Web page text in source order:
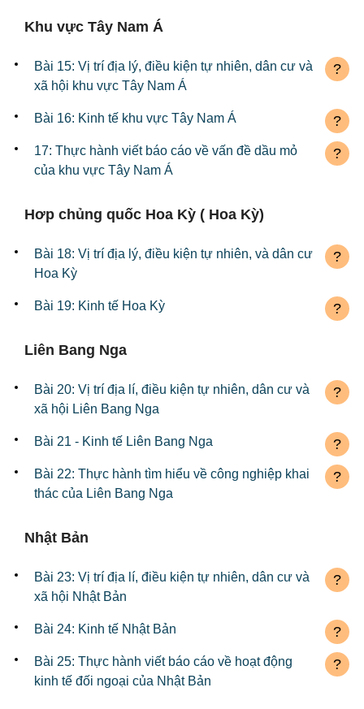
Khu vực Tây Nam Á
Bài 15: Vị trí địa lý, điều kiện tự nhiên, dân cư và
xã hội khu vực Tây Nam Á
?
Bài 16: Kinh tế khu vực Tây Nam Á ?
17: Thực hành viết báo cáo về vấn đề dầu mỏ
của khu vực Tây Nam Á
?
Hơp chủng quốc Hoa Kỳ ( Hoa Kỳ)
Bài 18: Vị trí địa lý, điều kiện tự nhiên, và dân cư
Hoa Kỳ
?
Bài 19: Kinh tế Hoa Kỳ ?
Liên Bang Nga
Bài 20: Vị trí địa lí, điều kiện tự nhiên, dân cư và
xã hội Liên Bang Nga
?
Bài 21 - Kinh tế Liên Bang Nga ?
Bài 22: Thực hành tìm hiểu về công nghiệp khai
thác của Liên Bang Nga
?
Nhật Bản
Bài 23: Vị trí địa lí, điều kiện tự nhiên, dân cư và
xã hội Nhật Bản
?
Bài 24: Kinh tế Nhật Bản ?
Bài 25: Thực hành viết báo cáo về hoạt động
kinh tế đối ngoại của Nhật Bản
?